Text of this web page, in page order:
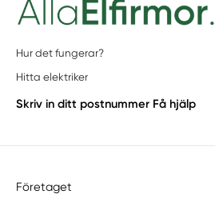
Hur det fungerar?
Hitta elektriker
Skriv in ditt postnummer Få hjälp
Företaget